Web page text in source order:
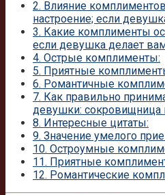
2. Влияние
настроение; если
3. Какие комплименты
если девушка делает
4. Острые комплименты:
5. Приятные
6. Романтичные
7. Как правильно
девушки: сокровищница
8. Интересные цитаты:
9. Значение умелого
10. Остроумные
11. Приятные
12. Романтические